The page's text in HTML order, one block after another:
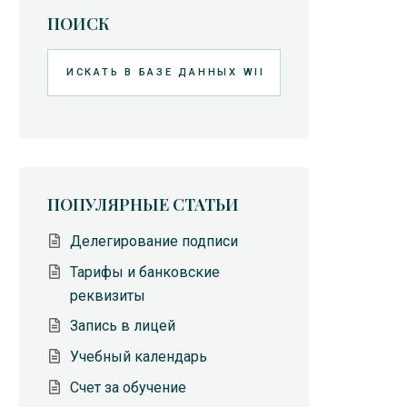
ПОИСК
ПОПУЛЯРНЫЕ СТАТЬИ
Делегирование подписи
Тарифы и банковские
реквизиты
Запись в лицей
Учебный календарь
Счет за обучение